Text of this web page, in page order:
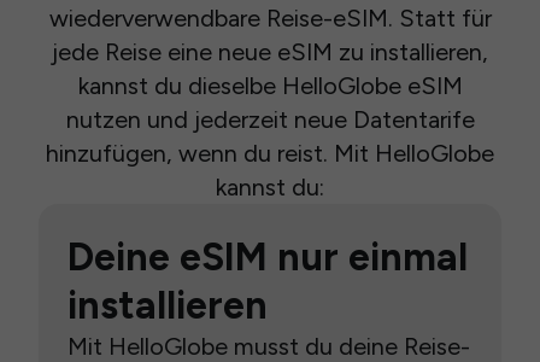
wiederverwendbare Reise-eSIM. Statt für
jede Reise eine neue eSIM zu installieren,
kannst du dieselbe HelloGlobe eSIM
nutzen und jederzeit neue Datentarife
hinzufügen, wenn du reist. Mit HelloGlobe
kannst du:
Deine eSIM nur einmal
installieren
Mit HelloGlobe musst du deine Reise-